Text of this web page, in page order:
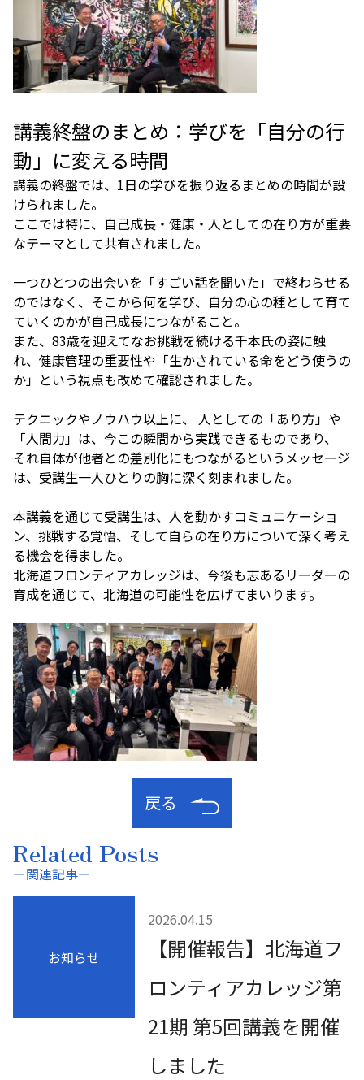
講義終盤のまとめ：学びを「自分の行
動」に変える時間
講義の終盤では、1日の学びを振り返るまとめの時間が設
けられました。
ここでは特に、自己成長・健康・人としての在り方が重要
なテーマとして共有されました。
一つひとつの出会いを「すごい話を聞いた」で終わらせる
のではなく、そこから何を学び、自分の心の種として育て
ていくのかが自己成長につながること。
また、83歳を迎えてなお挑戦を続ける千本氏の姿に触
れ、健康管理の重要性や「生かされている命をどう使うの
か」という視点も改めて確認されました。
テクニックやノウハウ以上に、 人としての「あり方」や
「人間力」は、今この瞬間から実践できるものであり、
それ自体が他者との差別化にもつながるというメッセージ
は、受講生一人ひとりの胸に深く刻まれました。
本講義を通じて受講生は、人を動かすコミュニケーショ
ン、挑戦する覚悟、そして自らの在り方について深く考え
る機会を得ました。
北海道フロンティアカレッジは、今後も志あるリーダーの
育成を通じて、北海道の可能性を広げてまいります。
戻る
Related Posts
ー関連記事ー
お知らせ
2026.04.15
【開催報告】北海道フ
ロンティアカレッジ第
21期 第5回講義を開催
しました